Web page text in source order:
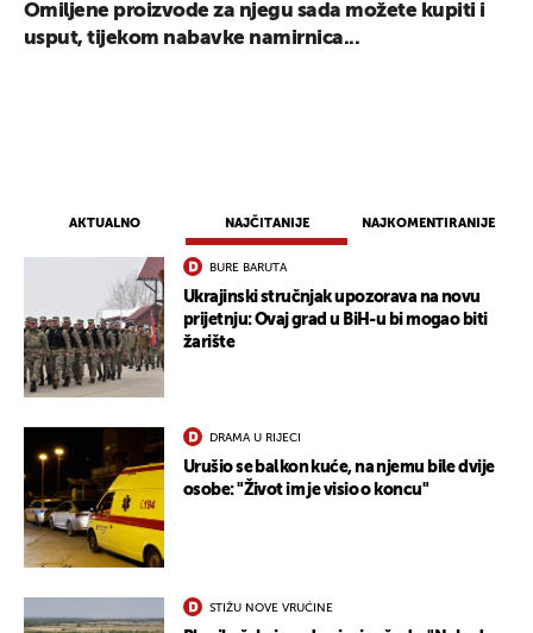
AKTUALNO NAJČITANIJE NAJKOMENTIRANIJE
BURE BARUTA
Ukrajinski stručnjak upozorava na novu
prijetnju: Ovaj grad u BiH-u bi mogao biti
žarište
DRAMA U RIJECI
Urušio se balkon kuće, na njemu bile dvije
osobe: "Život im je visio o koncu"
STIŽU NOVE VRUĆINE
Omiljene proizvode za njegu sada možete kupiti i
usput, tijekom nabavke namirnica...